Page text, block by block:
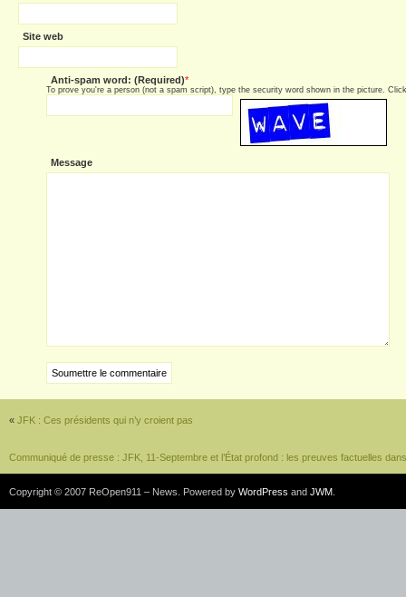
Site web
Anti-spam word: (Required)*
To prove you're a person (not a spam script), type the security word shown in the picture.
Message
« JFK : Ces présidents qui n’y croient pas
Communiqué de presse : JFK, 11-Septembre et l’État profond : les preuves factuelles
Copyright © 2007 ReOpen911 – News. Powered by WordPress and JWM